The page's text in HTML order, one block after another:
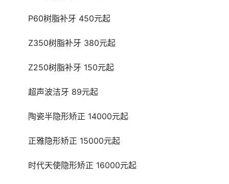
	P60树脂补牙 450元起
	Z350树脂补牙 380元起
	Z250树脂补牙 150元起
	超声波洁牙 89元起
	陶瓷半隐形矫正 14000元起
	正雅隐形矫正 15000元起
	时代天使隐形矫正 16000元起